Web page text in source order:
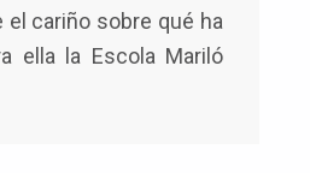
el cariño sobre qué ha
ella la Escola Mariló